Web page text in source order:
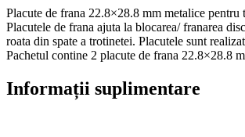
Placute de frana 22.8×28.8 mm metalice pentru
Placutele de frana ajuta la blocarea/ franarea
roata din spate a trotinetei. Placutele sunt
Pachetul contine 2 placute de frana 22.8×28.8
Informații suplimentare